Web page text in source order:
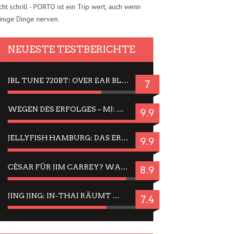
schrill - PORTO ist ein Trip wert, auch wenn
Dinge nerven.
NEUESTE TESTBERICHTE
JBL TUNE 720BT: OVER EAR BLUETOOTH KOPFHÖRER UM DIE 50,-€ IM DAUER-TEST 7
WEGEN DES ERFOLGES – MJ: MICHAEL JACKSON MUSICAL IN EINER MATINEE SEHEN 9.9
JELLYFISH HAMBURG: DAS ERFOLGREICHE SOMMER-MENÜ 2025 IN GEFÜHLEN UND BILDERN 9.9
CÉSAR FÜR JIM CARREY? WARUM DAS EINER DER NERVIGSTEN ACTORS IST UND BLEIBT 8.9
JING JING: IN-THAI RÄUMT WIEDER TITEL AB – EIN ZWEI-STUNDEN-ERLEBNISBERICHT 7.4